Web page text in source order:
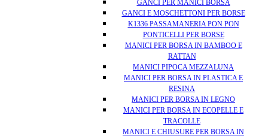
GANCI PER MANICI BORSA
GANCI E MOSCHETTONI PER BORSE
K1336 PASSAMANERIA PON PON
PONTICELLI PER BORSE
MANICI PER BORSA IN BAMBOO E
RATTAN
MANICI PIPOCA MEZZALUNA
MANICI PER BORSA IN PLASTICA E
RESINA
MANICI PER BORSA IN LEGNO
MANICI PER BORSA IN ECOPELLE E
TRACOLLE
MANICI E CHIUSURE PER BORSA IN